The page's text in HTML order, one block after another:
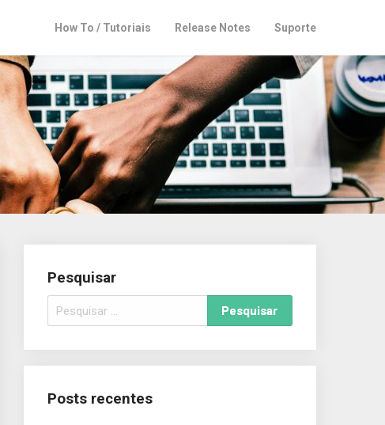
How To / Tutoriais Release Notes Suporte
Pesquisar
Posts recentes